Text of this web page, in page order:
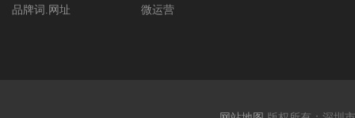
品牌词.网址 微运营